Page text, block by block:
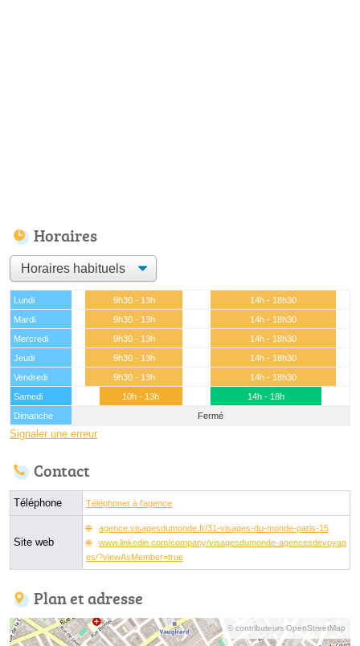
Horaires
Lundi 9h30 - 13h
14h - 18h30
Mardi
9h30 - 13h
14h - 18h30
Mercredi
9h30 - 13h
14h - 18h30
Jeudi
9h30 - 13h
14h - 18h30
Vendredi
9h30 - 13h
14h - 18h30
Samedi
10h - 13h
14h - 18h
Dimanche
Fermé
Signaler une erreur
Contact
Téléphone Téléphoner à l'agence
Site web
agence.visagesdumonde.fr/31-visages-du-monde-paris-15
www.linkedin.com/company/visagesdumonde-agencesdevoyag
es/?viewAsMember=true
Plan et adresse
© contributeurs OpenStreetMap